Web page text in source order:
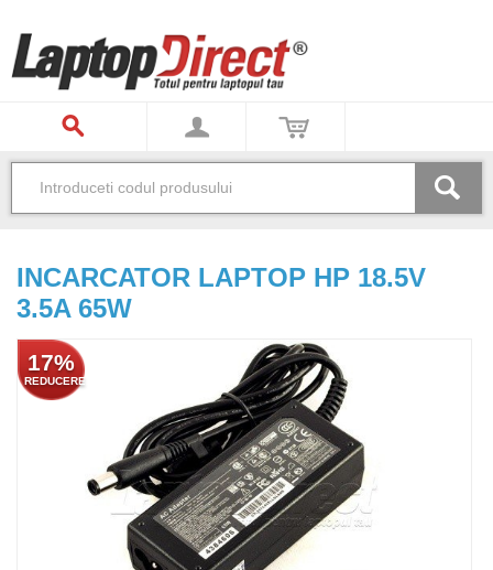
INCARCATOR LAPTOP HP 18.5V
3.5A 65W
17%
REDUCERE